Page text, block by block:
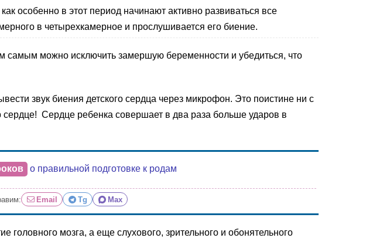
особенно в этот период начинают активно развиваться все
в четырехкамерное и прослушивается его биение.
можно исключить замершую беременности и убедиться, что
звук биения детского сердца через микрофон. Это поистине ни с
Сердце ребенка совершает в два раза больше ударов в
о правильной подготовке к родам
Email Tg Max
мозга, а еще слухового, зрительного и обонятельного